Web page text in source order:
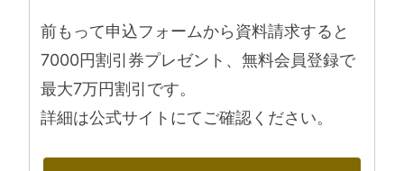
前もって申込フォームから資料請求すると
7000円割引券プレゼント、無料会員登録で
最大7万円割引です。
詳細は公式サイトにてご確認ください。